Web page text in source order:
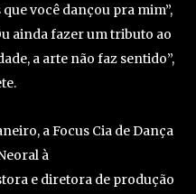
você dançou pra mim”,
ainda fazer um tributo ao
a arte não faz sentido”,
a Focus Cia de Dança
à
e diretora de produção